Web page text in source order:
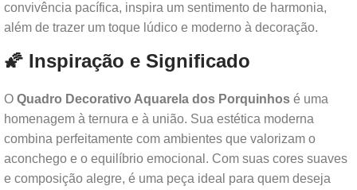
convivência pacífica, inspira um sentimento de harmonia,
além de trazer um toque lúdico e moderno à decoração.
🌠 Inspiração e Significado
O Quadro Decorativo Aquarela dos Porquinhos é uma
homenagem à ternura e à união. Sua estética moderna
combina perfeitamente com ambientes que valorizam o
aconchego e o equilíbrio emocional. Com suas cores suaves
e composição alegre, é uma peça ideal para quem deseja